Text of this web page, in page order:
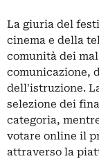
La giuria del
cinema e della
comunità dei
comunicazione,
dell'istruzione.
selezione dei
categoria,
votare online il
attraverso la